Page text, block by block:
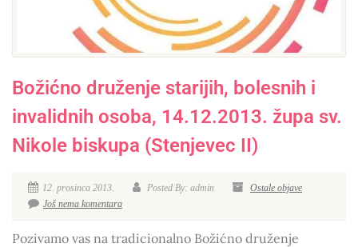
Božićno druženje starijih, bolesnih i
invalidnih osoba, 14.12.2013. župa sv.
Nikole biskupa (Stenjevec II)
12. prosinca 2013. Posted By: admin
Ostale objave
Još nema komentara
Pozivamo vas na tradicionalno Božićno druženje